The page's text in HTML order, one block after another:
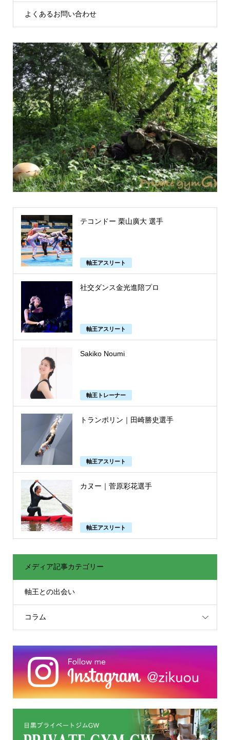
よくあるお問い合わせ
テコンドー 栗山廣大 選手
軸王アスリート
社交ダンス金光進陪プロ
軸王アスリート
Sakiko Noumi
軸王トレーナー
トランポリン｜田崎勝史選手
軸王アスリート
カヌー｜菅原彩花選手
軸王アスリート
メディア記事カテゴリー
軸王との出会い
コラム